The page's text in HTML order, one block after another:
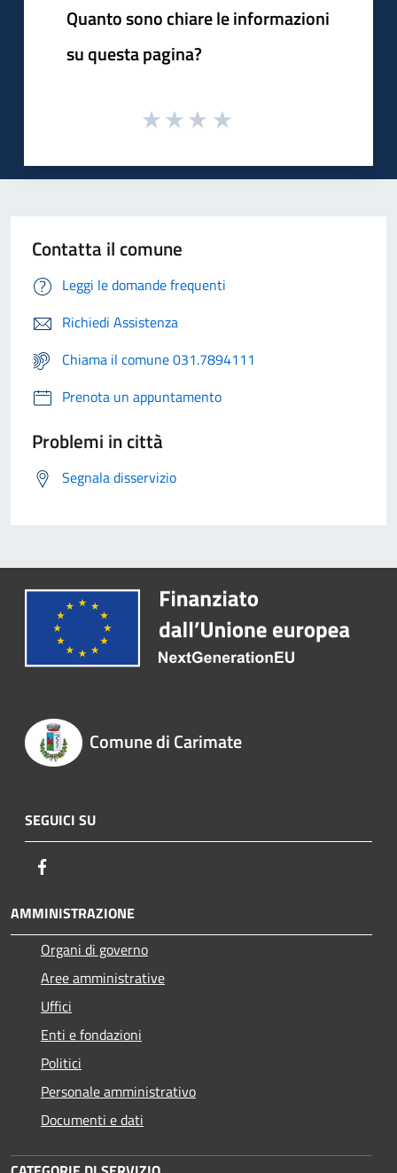
Quanto sono chiare le informazioni
su questa pagina?
Contatta il comune
Leggi le domande frequenti
Richiedi Assistenza
Chiama il comune 031.7894111
Prenota un appuntamento
Problemi in città
Segnala disservizio
Comune di Carimate
SEGUICI SU
AMMINISTRAZIONE
Organi di governo
Aree amministrative
Uffici
Enti e fondazioni
Politici
Personale amministrativo
Documenti e dati